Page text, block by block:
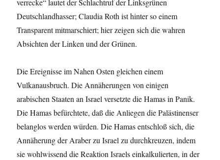
verrecke“ lautet der Schlachtruf der Linksgrünen
Deutschlandhasser; Claudia Roth ist hinter so einem
Transparent mitmarschiert; hier zeigen sich die wahren
Absichten der Linken und der Grünen.
Die Ereignisse im Nahen Osten gleichen einem
Vulkanausbruch. Die Annäherungen von einigen
arabischen Staaten an Israel versetzte die Hamas in Panik.
Die Hamas befürchtete, daß die Anliegen die Palästinenser
belanglos werden würden. Die Hamas entschloß sich, die
Annäherung der Araber zu Israel zu durchkreuzen, indem
sie wohlwissend die Reaktion Israels einkalkulierten, in der